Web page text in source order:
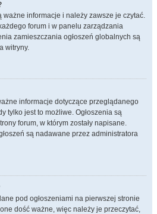
ważne informacje i należy zawsze je czytać.
forum i w panelu zarządzania
zamieszczania ogłoszeń globalnych są
witryny.
informacje dotyczące przeglądanego
tylko jest to możliwe. Ogłoszenia są
forum, w którym zostały napisane.
są nadawane przez administratora
pod ogłoszeniami na pierwszej stronie
dość ważne, więc należy je przeczytać,